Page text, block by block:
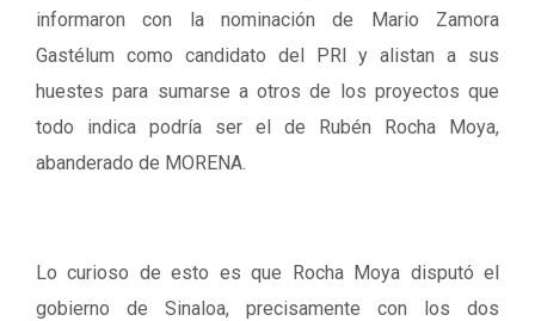
informaron con la nominación de Mario Zamora
Gastélum como candidato del PRI y alistan a sus
huestes para sumarse a otros de los proyectos que
todo indica podría ser el de Rubén Rocha Moya,
abanderado de MORENA.
Lo curioso de esto es que Rocha Moya disputó el
gobierno de Sinaloa, precisamente con los dos